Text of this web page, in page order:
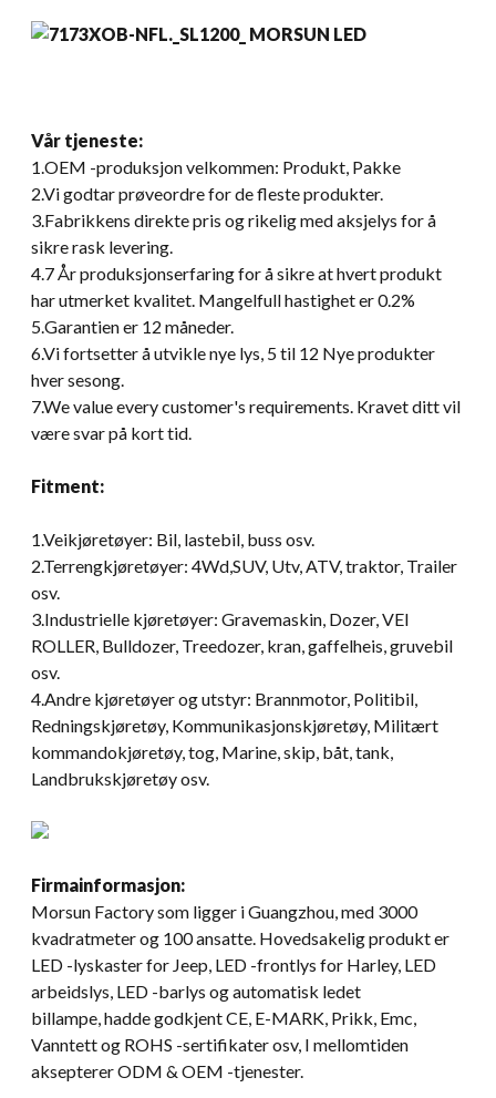
Vår tjeneste:
1.OEM -produksjon velkommen: Produkt, Pakke
2.Vi godtar prøveordre for de fleste produkter.
3.Fabrikkens direkte pris og rikelig med aksjelys for å
sikre rask levering.
4.7 År produksjonserfaring for å sikre at hvert produkt
har utmerket kvalitet. Mangelfull hastighet er 0.2%
5.Garantien er 12 måneder.
6.Vi fortsetter å utvikle nye lys, 5 til 12 Nye produkter
hver sesong.
7.We value every customer's requirements . Kravet ditt vil
være svar på kort tid.
Fitment:
1.Veikjøretøyer: Bil, lastebil, buss osv.
2.Terrengkjøretøyer: 4Wd,SUV, Utv, ATV, traktor, Trailer
osv.
3.Industrielle kjøretøyer: Gravemaskin, Dozer, VEI
ROLLER, Bulldozer, Treedozer, kran, gaffelheis, gruvebil
osv.
4.Andre kjøretøyer og utstyr: Brannmotor, Politibil,
Redningskjøretøy, Kommunikasjonskjøretøy, Militært
kommandokjøretøy, tog, Marine, skip, båt, tank,
Landbrukskjøretøy osv.
Firmainformasjon:
Morsun Factory som ligger i Guangzhou, med 3000
kvadratmeter og 100 ansatte. Hovedsakelig produkt er
LED -lyskaster for Jeep, LED -frontlys for Harley, LED
arbeidslys, LED -barlys og automatisk ledet
billampe, hadde godkjent CE, E-MARK, Prikk, Emc,
Vanntett og ROHS -sertifikater osv, I mellomtiden
aksepterer ODM & OEM -tjenester.